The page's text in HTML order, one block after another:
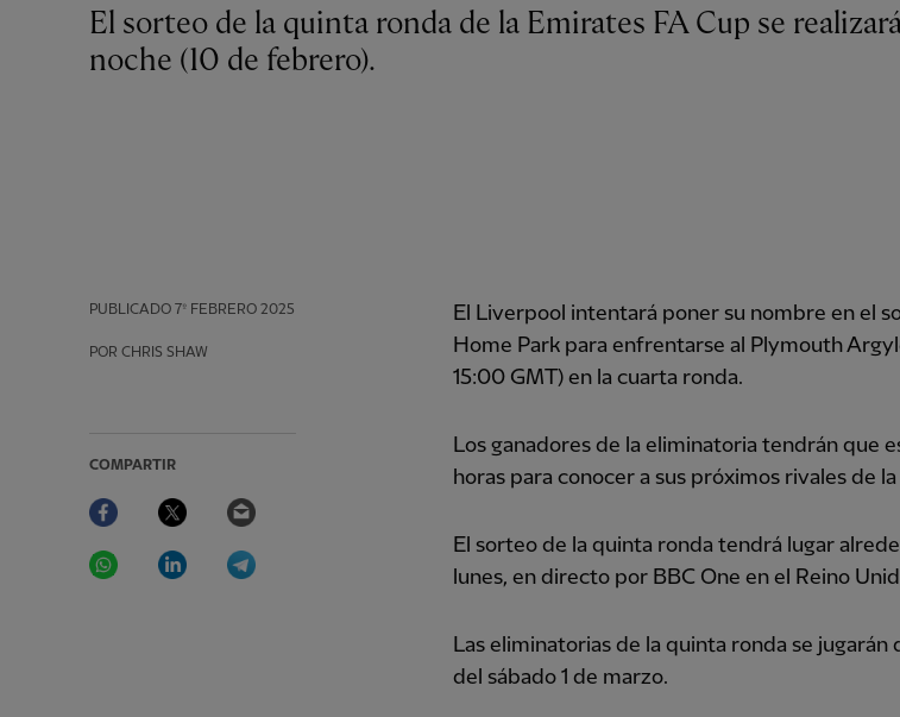
PUBLICADO 7º FEBRERO 2025
POR CHRIS SHAW
COMPARTIR
Facebook Twitter
WhatsAppLinkedIn
El sorteo de la quinta ronda de la Emirates FA Cup se realizará el lunes por la
noche (10 de febrero).
El Liverpool intentará poner su nombre en el
Home Park para enfrentarse al Plymouth
15:00 GMT) en la cuarta ronda.
Los ganadores de la eliminatoria tendrán que
horas para conocer a sus próximos rivales de
El sorteo de la quinta ronda tendrá lugar
lunes, en directo por BBC One en el Reino
Las eliminatorias de la quinta ronda se jugarán
del sábado 1 de marzo.